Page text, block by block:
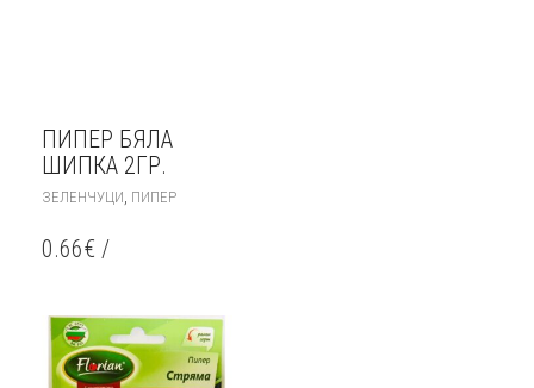
ПИПЕР БЯЛА
ШИПКА 2ГР.
ЗЕЛЕНЧУЦИ ПИПЕР
0.66€ /